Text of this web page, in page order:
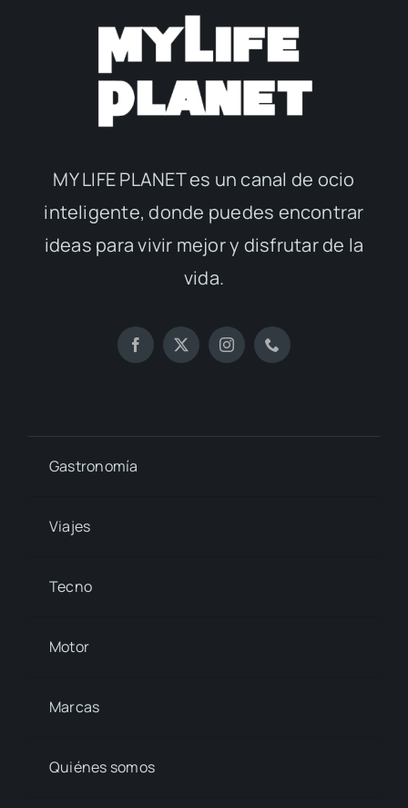
MY LIFE PLANET es un canal de ocio
inteligente, donde puedes encontrar
ideas para vivir mejor y disfrutar de la
vida.
Gastronomía
Viajes
Tecno
Motor
Marcas
Quiénes somos